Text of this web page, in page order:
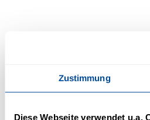
Zustimmung
Diese Webseite verwendet u.a.